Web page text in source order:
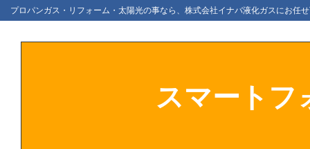
プロパンガス・リフォーム・太陽光の事なら、株式会社イナバ液化ガスにお任
スマートフ